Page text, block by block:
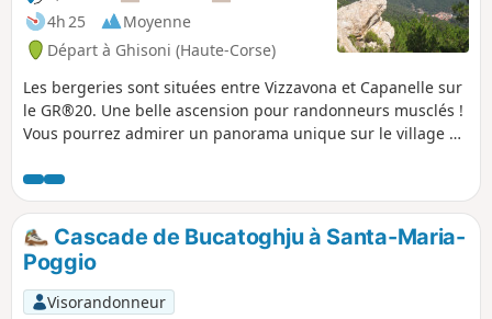
4h 25
Moyenne
Départ à Ghisoni (Haute-Corse)
Les bergeries sont situées entre Vizzavona et Capanelle sur
le GR®20. Une belle ascension pour randonneurs musclés !
Vous pourrez admirer un panorama unique sur le village de
Eleison. Après 1h30 de marche, on parvient à un petit
plateau avec une vue sur le massif du Renoso. Puis débute
une ascension d’environ 1 heure vers le Mont Calvi et les
bergeries de Cardu.
Cascade de Bucatoghju à Santa-Maria-
Poggio
Visorandonneur